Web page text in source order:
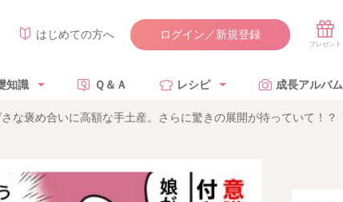
はじめての方へ ログイン／新規登録
知識 Ｑ＆Ａ レシピ 成長アルバム
な褒め合いに高額な手土産。さらに驚きの展開が待っていて！？